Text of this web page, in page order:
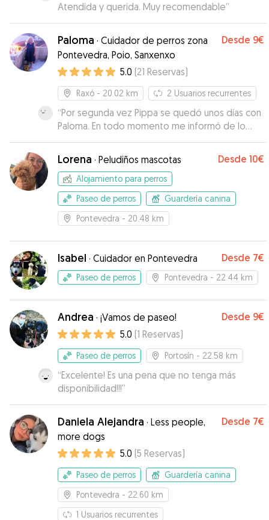
Atendida y querida. Muy recomendable”
Paloma · Cuidador de perros zona
Pontevedra, Poio, Sanxenxo
Desde 9€
5.0 (21 Reservas)
Raxó - 20.02 km 2 Usuarios recurrentes
“Por segunda vez Pippa se quedó unos días con
Paloma. En todo momento me informó de lo
bien que se lo estaba pasando, no me extraña
que se acordara de ella, playa, campo,
terraceo... Sin duda volveré a contar con Paloma.
Muchas gracias Paloma y Marta.
Lorena · Peludiños mascotas Desde 10€
Alojamiento para perros
Paseo de perros
Guardería canina
Pontevedra - 20.48 km
Isabel · Cuidador en Pontevedra Desde 7€
Paseo de perros Pontevedra - 22.44 km
Andrea · ¡Vamos de paseo! Desde 9€
5.0 (1 Reservas)
Paseo de perros Portosín - 22.58 km
“Excelente! Es una pena que no tenga más
disponibilidad!!!”
Daniela Alejandra · Less people,
more dogs
Desde 7€
5.0 (5 Reservas)
Paseo de perros
Guardería canina
Pontevedra - 22.60 km
1 Usuarios recurrentes